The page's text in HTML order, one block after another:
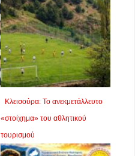
Κλεισούρα: Το ανεκμετάλλευτο
«στοίχημα» του αθλητικού
τουρισμού